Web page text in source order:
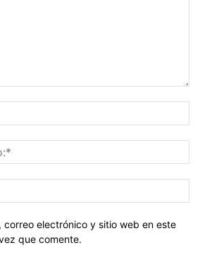
correo electrónico y sitio web en este
que comente.